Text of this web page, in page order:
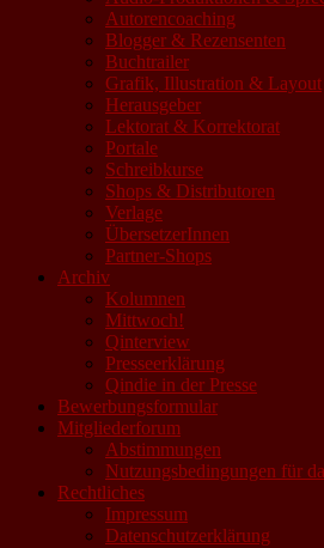
Autorencoaching
Blogger & Rezensenten
Buchtrailer
Grafik, Illustration & Layout
Herausgeber
Lektorat & Korrektorat
Portale
Schreibkurse
Shops & Distributoren
Verlage
ÜbersetzerInnen
Partner-Shops
Archiv
Kolumnen
Mittwoch!
Qinterview
Presseerklärung
Qindie in der Presse
Bewerbungsformular
Mitgliederforum
Abstimmungen
Nutzungsbedingungen für
Rechtliches
Impressum
Datenschutzerklärung